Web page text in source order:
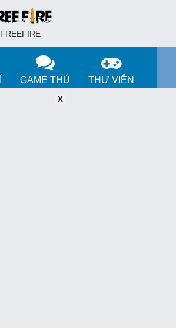
FREEFIRE
GAME THỦ THƯ VIỆN
X